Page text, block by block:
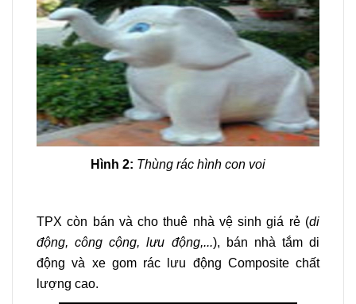
Hình 2: Thùng rác hình con voi
TPX còn bán và cho thuê nhà vệ sinh giá rẻ (di
động, công cộng, lưu động,...), bán nhà tắm di
động và xe gom rác lưu động Composite chất
lượng cao.